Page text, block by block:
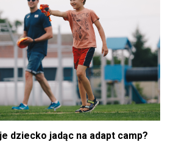
dziecko jadąc na adapt camp?